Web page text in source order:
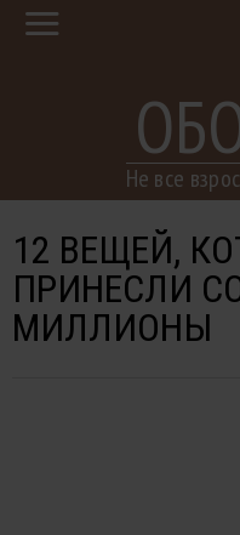
Не все
12 ВЕЩЕЙ,
ПРИНЕСЛИ
МИЛЛИОНЫ